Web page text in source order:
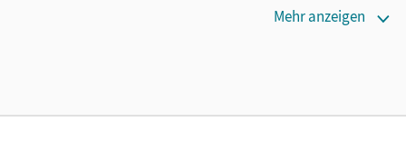
Mehr anzeigen